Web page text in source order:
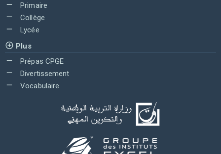
Primaire
Collège
Lycée
Plus
Prépas CPGE
Divertissement
Vocabulaire